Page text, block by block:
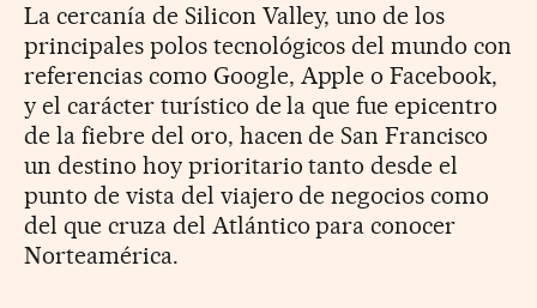
La cercanía de Silicon Valley, uno de los
principales polos tecnológicos del mundo con
referencias como Google, Apple o Facebook,
y el carácter turístico de la que fue epicentro
de la fiebre del oro, hacen de San Francisco
un destino hoy prioritario tanto desde el
punto de vista del viajero de negocios como
del que cruza del Atlántico para conocer
Norteamérica.